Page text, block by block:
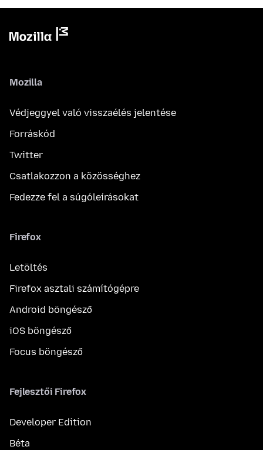
Mozilla
Védjeggyel való visszaélés jelentése
Forráskód
Twitter
Csatlakozzon a közösséghez
Fedezze fel a súgóleírásokat
Firefox
Letöltés
Firefox asztali számítógépre
Android böngésző
iOS böngésző
Focus böngésző
Fejlesztői Firefox
Developer Edition
Béta